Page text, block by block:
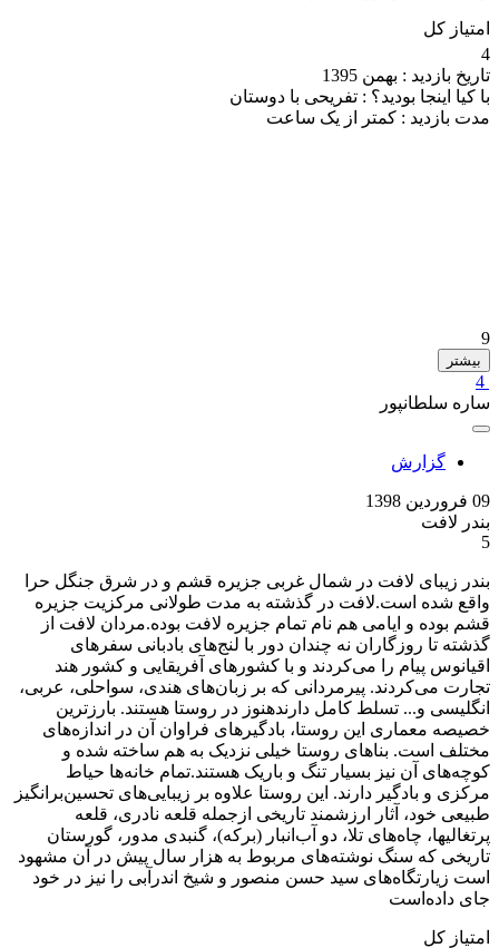
امتیاز کل
4
تاریخ بازدید : بهمن 1395
با کیا اینجا بودید؟ : تفریحی با دوستان
مدت بازدید : کمتر از یک ساعت
9
بیشتر
4
ساره سلطانپور
گزارش
09 فروردین 1398
بندر لافت
5
بندر زیبای لافت در شمال غربی جزیره قشم و در شرق جنگل حرا
واقع شده است.لافت در گذشته به مدت طولانی مرکزیت جزیره
قشم بوده و ایامی هم نام تمام جزیره لافت بوده.مردان لافت از
گذشته تا روزگاران نه چندان دور با لنج‌های بادبانی سفرهای
اقیانوس پیام را می‌کردند و با کشورهای آفریقایی و کشور هند
تجارت می‌کردند. پیرمردانی که بر زبان‌های هندی، سواحلی، عربی،
انگلیسی و... تسلط کامل دارندهنوز در روستا هستند. بارزترین
خصیصه معماری این روستا، بادگیرهای فراوان آن در اندازه‌های
مختلف است. بناهای روستا خیلی نزدیک به هم ساخته شده و
کوچه‌های آن نیز بسیار تنگ و باریک هستند.تمام خانه‌ها حیاط
مرکزی و بادگیر دارند. این روستا علاوه بر زیبایی‌های تحسین‌برانگیز
طبیعی خود، آثار ارزشمند تاریخی ازجمله قلعه نادری، قلعه
پرتغالیها، چاه‌های تلا، دو آب‌انبار (برکه)، گنبدی مدور، گورستان
تاریخی که سنگ نوشته‌های مربوط به هزار سال پیش در آن مشهود
است زیارتگاه‌های سید حسن منصور و شیخ اندرآبی را نیز در خود
جای داده‌است
امتیاز کل